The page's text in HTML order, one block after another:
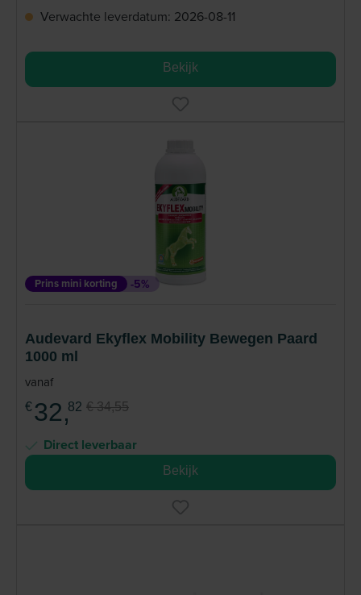
Verwachte leverdatum: 2026-08-11
Bekijk
Prins mini korting -5%
Audevard Ekyflex Mobility Bewegen Paard
1000 ml
vanaf
€ 32,82 € 34,55
Direct leverbaar
Bekijk